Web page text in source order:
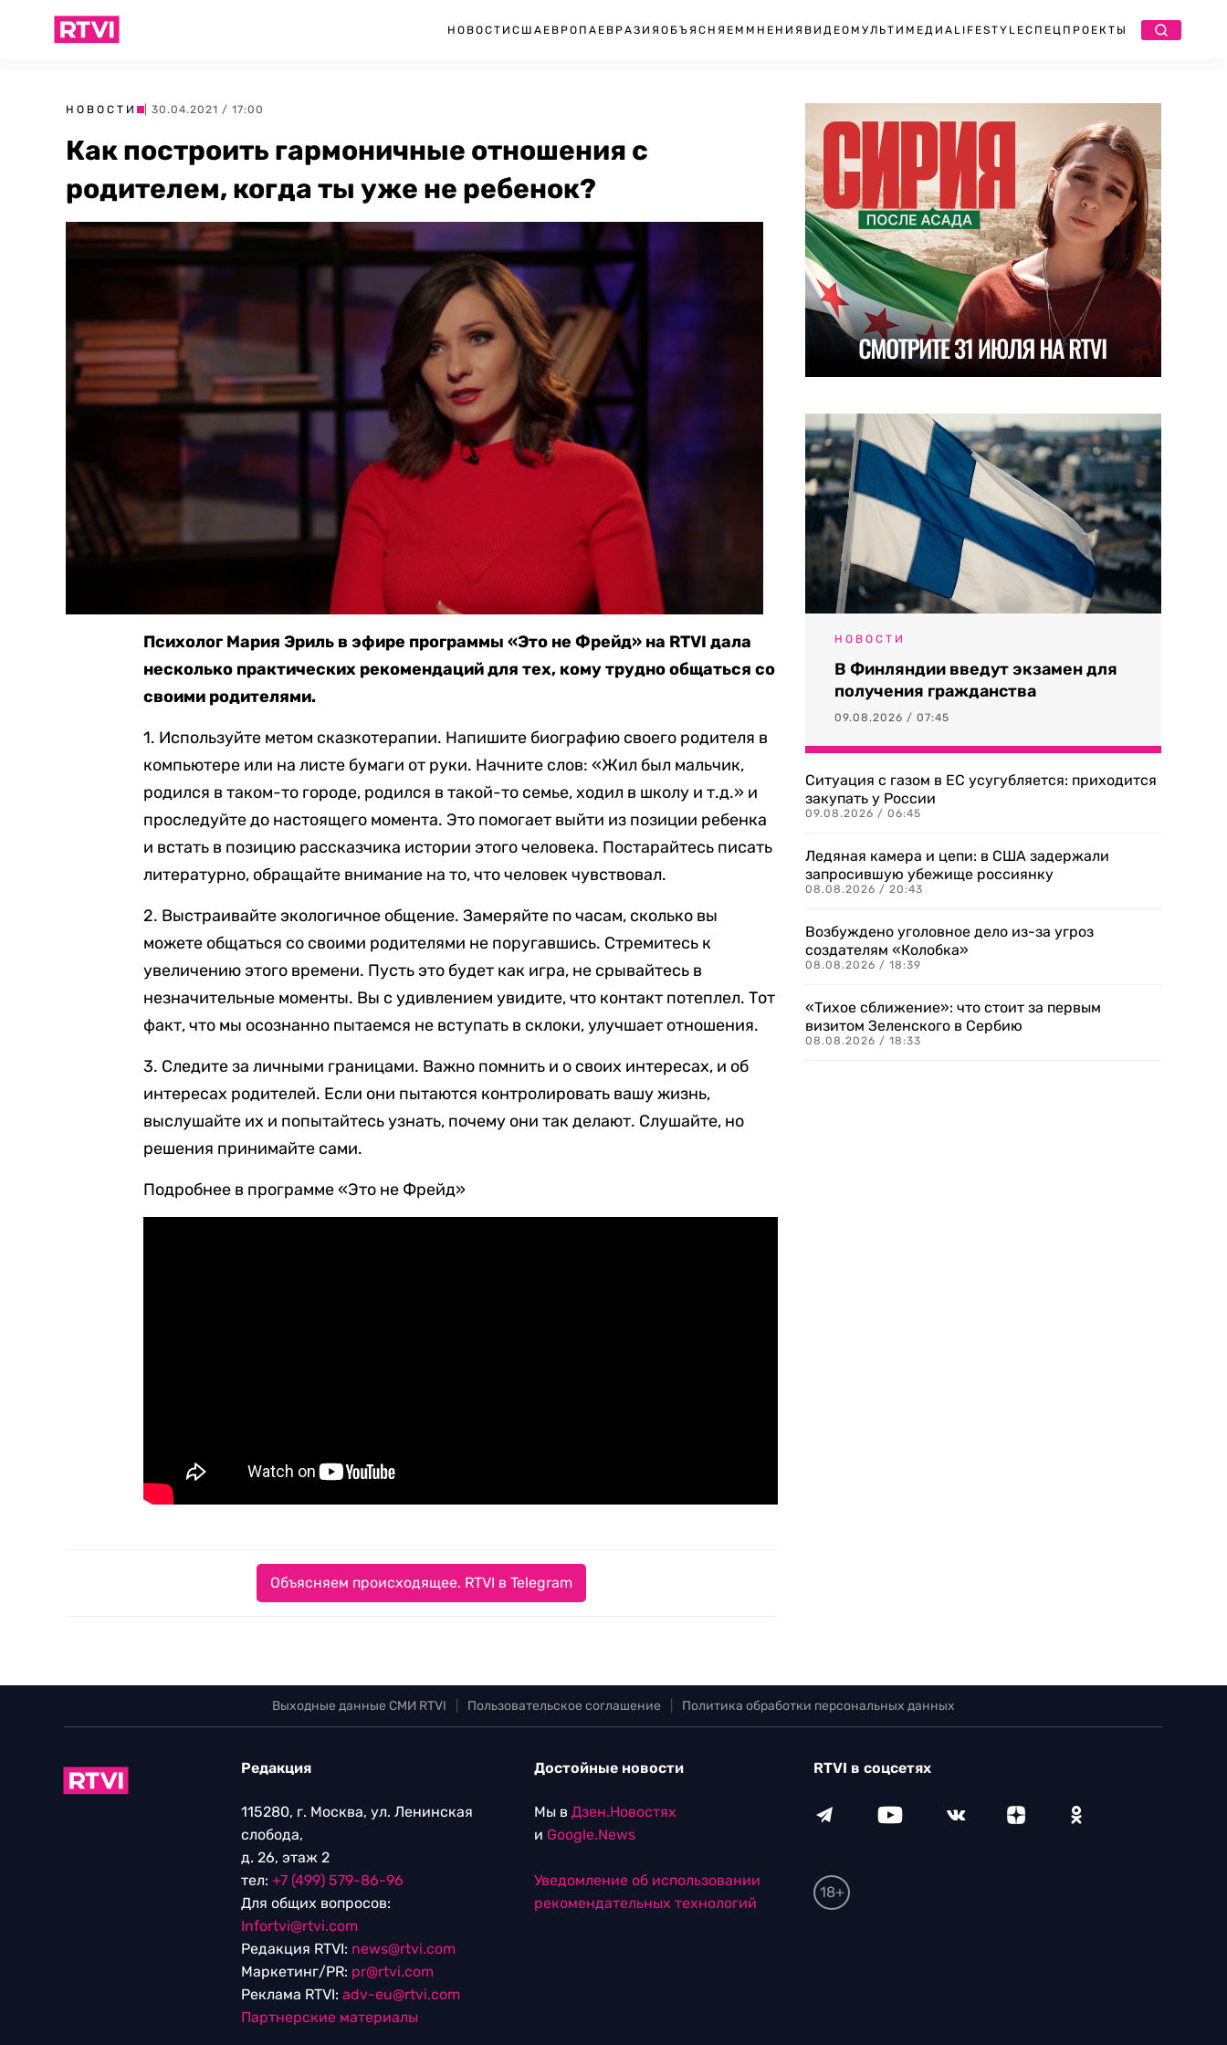
НОВОСТИ США ЕВРОПА ЕВРАЗИЯ ОБЪЯСНЯЕМ МНЕНИЯ ВИДЕО МУЛЬТИМЕДИА LIFESTYLEСПЕЦПРОЕКТЫ
НОВОСТИ | 30.04.2021 / 17:00
Как построить гармоничные отношения с
родителем, когда ты уже не ребенок?
Психолог Мария Эриль в эфире программы «Это не Фрейд» на RTVI дала
несколько практических рекомендаций для тех, кому трудно общаться со
своими родителями.
1. Используйте метом сказкотерапии. Напишите биографию своего родителя в
компьютере или на листе бумаги от руки. Начните слов: «Жил был мальчик,
родился в таком-то городе, родился в такой-то семье, ходил в школу и т.д.» и
проследуйте до настоящего момента. Это помогает выйти из позиции ребенка
и встать в позицию рассказчика истории этого человека. Постарайтесь писать
литературно, обращайте внимание на то, что человек чувствовал.
2. Выстраивайте экологичное общение. Замеряйте по часам, сколько вы
можете общаться со своими родителями не поругавшись. Стремитесь к
увеличению этого времени. Пусть это будет как игра, не срывайтесь в
незначительные моменты. Вы с удивлением увидите, что контакт потеплел. Тот
факт, что мы осознанно пытаемся не вступать в склоки, улучшает отношения.
3. Следите за личными границами. Важно помнить и о своих интересах, и об
интересах родителей. Если они пытаются контролировать вашу жизнь,
выслушайте их и попытайтесь узнать, почему они так делают. Слушайте, но
решения принимайте сами.
Подробнее в программе «Это не Фрейд»
Объясняем происходящее. RTVI в Telegram
НОВОСТИ
В Финляндии введут экзамен для
получения гражданства
09.08.2026 / 07:45
Ситуация с газом в ЕС усугубляется: приходится
закупать у России
09.08.2026 / 06:45
Ледяная камера и цепи: в США задержали
запросившую убежище россиянку
08.08.2026 / 20:43
Возбуждено уголовное дело из-за угроз
создателям «Колобка»
08.08.2026 / 18:39
«Тихое сближение»: что стоит за первым
визитом Зеленского в Сербию
08.08.2026 / 18:33
Выходные данные СМИ RTVI Пользовательское соглашение Политика обработки персональных данных
Редакция
115280, г. Москва, ул. Ленинская
слобода,
д. 26, этаж 2
тел: +7 (499) 579-86-96
Для общих вопросов:
Infortvi@rtvi.com
Редакция RTVI: news@rtvi.com
Маркетинг/PR: pr@rtvi.com
Реклама RTVI: adv-eu@rtvi.com
Партнерские материалы
Достойные новости
Мы в Дзен.Новостях
и Google.News
Уведомление об использовании
рекомендательных технологий
RTVI в соцсетях
18+